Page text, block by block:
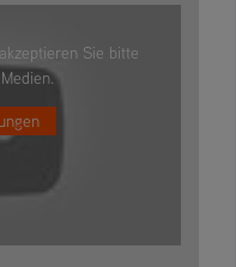
Sie bitte